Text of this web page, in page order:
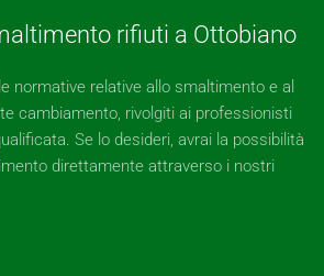
rifiuti a Ottobiano
normative relative allo smaltimento e al
cambiamento, rivolgiti ai professionisti
Se lo desideri, avrai la possibilità
direttamente attraverso i nostri